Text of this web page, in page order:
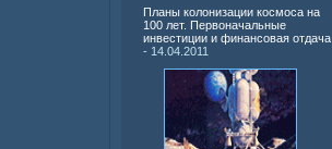
Планы колонизации космоса на
100 лет. Первоначальные
инвестиции и финансовая отдача
- 14.04.2011